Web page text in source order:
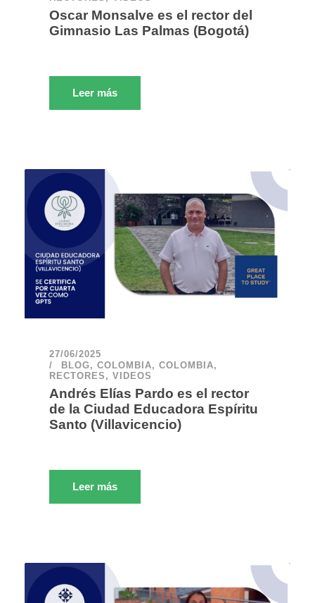
Oscar Monsalve es el rector del
Gimnasio Las Palmas (Bogotá)
Leer más
27/06/2025
BLOG, COLOMBIA, COLOMBIA,
RECTORES , VIDEOS
Andrés Elías Pardo es el rector
de la Ciudad Educadora Espíritu
Santo (Villavicencio)
Leer más